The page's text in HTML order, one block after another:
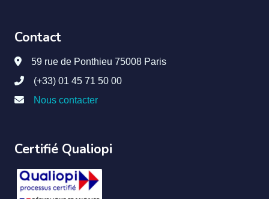
Contact
59 rue de Ponthieu 75008 Paris
(+33) 01 45 71 50 00
Nous contacter
Certifié Qualiopi